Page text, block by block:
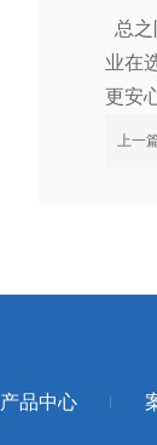
总
业在
更安
上一
产品中心